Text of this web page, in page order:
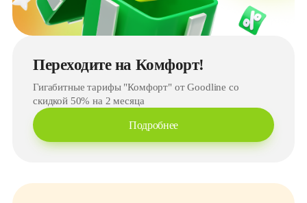
Переходите на Комфорт!
Гигабитные тарифы "Комфорт" от Goodline со
скидкой 50% на 2 месяца
Подробнее